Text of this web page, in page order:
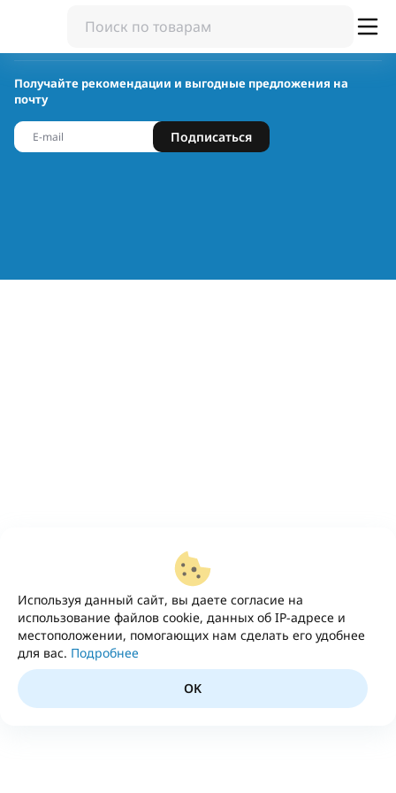
Используя данный сайт, вы даете согласие на
использование файлов cookie, данных об IP-адресе и
местоположении, помогающих нам сделать его удобнее
для вас. Подробнее
OK
Получайте рекомендации и выгодные предложения на
почту
Подписаться